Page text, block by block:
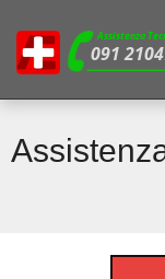
Assistenza
091